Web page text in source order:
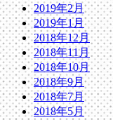
2019年2月
2019年1月
2018年12月
2018年11月
2018年10月
2018年9月
2018年7月
2018年5月